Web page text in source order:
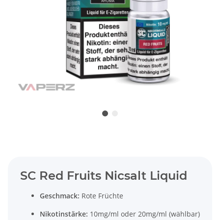
SC Red Fruits Nicsalt Liquid
Geschmack: Rote Früchte
Nikotinstärke: 10mg/ml oder 20mg/ml (wählbar)